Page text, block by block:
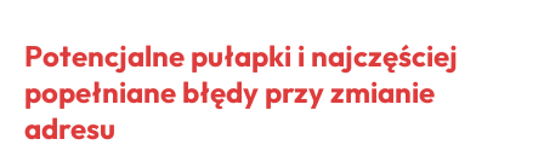
Potencjalne pułapki i najczęściej
popełniane błędy przy zmianie
adresu